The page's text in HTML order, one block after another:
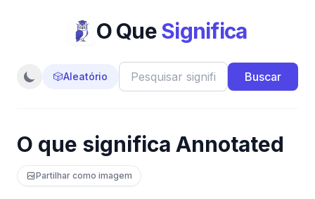
O QueSignifica
🎲Aleatório Buscar
O que significa Annotated
Partilhar como imagem